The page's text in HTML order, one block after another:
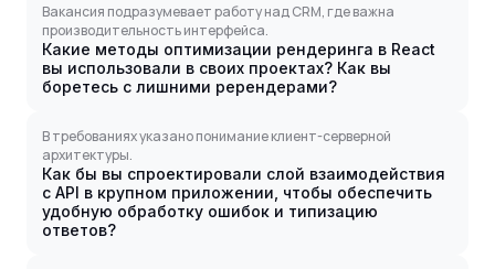
Вакансия подразумевает работу над CRM, где важна
производительность интерфейса.
Какие методы оптимизации рендеринга в React
вы использовали в своих проектах? Как вы
боретесь с лишними ререндерами?
В требованиях указано понимание клиент-серверной
архитектуры.
Как бы вы спроектировали слой взаимодействия
с API в крупном приложении, чтобы обеспечить
удобную обработку ошибок и типизацию
ответов?